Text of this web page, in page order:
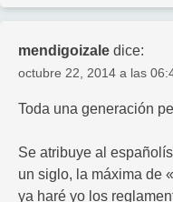
mendigoizale dice:
octubre 22, 2014 a las
Toda una generación
Se atribuye al
un siglo, la máxima de
ya haré yo los